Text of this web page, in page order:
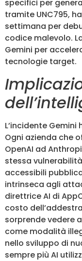
specifici per
tramite UNC795,
settimana per
codice malevolo.
Gemini per
tecnologie target.
L’incidente
Ogni azienda che
OpenAI ad
stessa
accessibili
intrinseca agli
direttrice AI di
costo
sorprende vedere
come modalità
nello sviluppo di
sempre più AI